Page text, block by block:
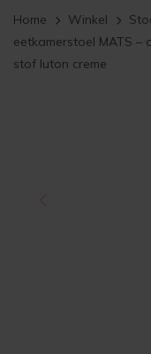
Home Winkel
eetkamerstoel MATS
stof luton creme